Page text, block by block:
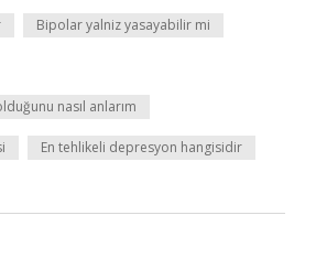
Bipolar yalniz yasayabilir mi
nasıl anlarım
En tehlikeli depresyon hangisidir